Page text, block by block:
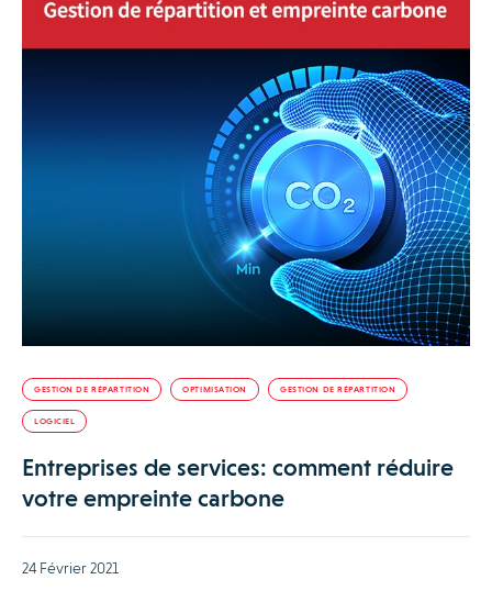
GESTION DE RÉPARTITION OPTIMISATION GESTION DE RÉPARTITION
LOGICIEL
Entreprises de services: comment réduire
votre empreinte carbone
24 Février 2021